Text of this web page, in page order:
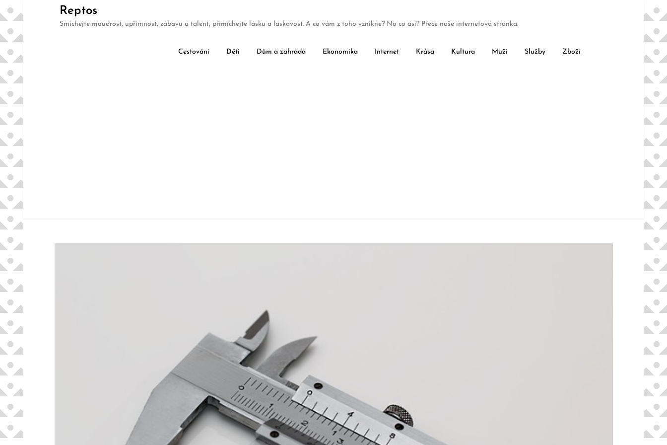
Reptos
Smíchejte moudrost, upřímnost, zábavu a talent, přimíchejte lásku a laskavost. A co vám z toho vznikne? No co asi? Přece naše internetová stránka.
Cestování Děti Dům a zahrada Ekonomika Internet Krása Kultura Muži Služby Zboží